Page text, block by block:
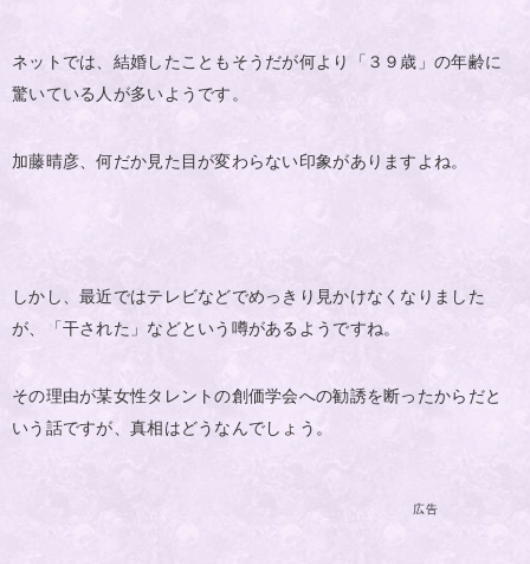
ネットでは、結婚したこともそうだが何より「３９歳」の年齢に
驚いている人が多いようです。
加藤晴彦、何だか見た目が変わらない印象がありますよね。
しかし、最近ではテレビなどでめっきり見かけなくなりました
が、「干された」などという噂があるようですね。
その理由が某女性タレントの創価学会への勧誘を断ったからだと
いう話ですが、真相はどうなんでしょう。
広告